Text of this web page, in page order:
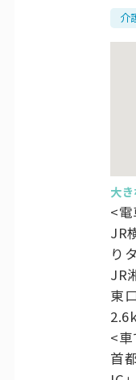
介
大
<
JR
り
JR
東
<
首